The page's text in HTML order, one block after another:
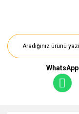
WhatsApp